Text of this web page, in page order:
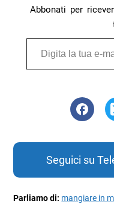
Abbonati per
Digita la tua e-mail...
Seguici su
Parliamo di: mangiare in